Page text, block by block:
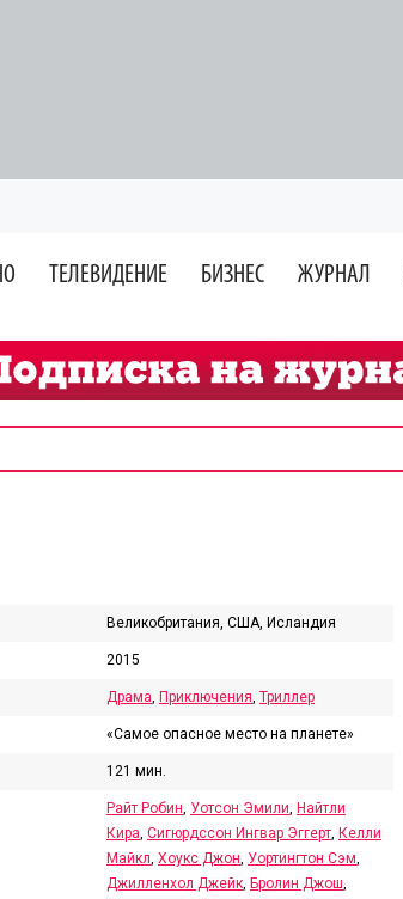
ТЕЛЕВИДЕНИЕ БИЗНЕС ЖУРНАЛ
Великобритания, США, Исландия
2015
Драма, Приключения, Триллер
«Самое опасное место на планете»
121 мин.
Райт Робин, Уотсон Эмили, Найтли
Кира, Сигюрдссон Ингвар Эггерт, Келли
Майкл, Хоукс Джон, Уортингтон Сэм,
Джилленхол Джейк, Бролин Джош,